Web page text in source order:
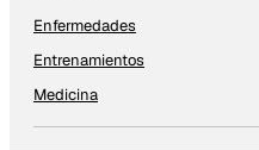
Enfermedades
Entrenamientos
Medicina